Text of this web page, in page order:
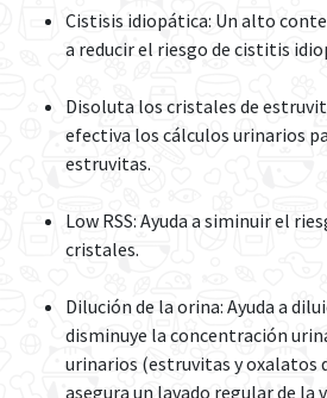
Cistisis idiopática: Un alto
a reducir el riesgo de cistitis
Disoluta los cristales de
efectiva los cálculos urinarios
estruvitas.
Low RSS: Ayuda a siminuir el
cristales.
Dilución de la orina: Ayuda a
disminuye la concentración
urinarios (estruvitas y oxalatos
asegura un lavado regular de la